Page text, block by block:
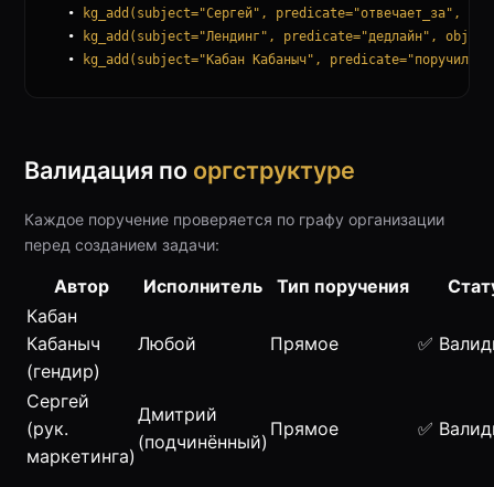
  •
kg_add(subject="Сергей", predicate="отвечает_за",
  •
kg_add(subject="Лендинг", predicate="дедлайн",
  •
kg_add(subject="Кабан Кабаныч", predicate="поручил",
Валидация по оргструктуре
Каждое поручение проверяется по графу организации
перед созданием задачи:
Автор Исполнитель Тип поручения
Кабан
Кабаныч
(гендир)
Любой Прямое ✅
Сергей
(рук.
маркетинга)
Дмитрий
(подчинённый)
Прямое ✅